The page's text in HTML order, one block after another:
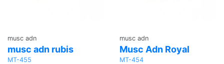
musc adn
musc adn rubis
MT-455
musc adn
Musc Adn Royal
MT-454